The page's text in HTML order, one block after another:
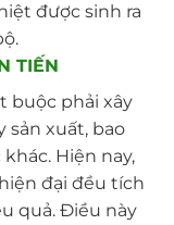
được sinh ra
TIẾN
buộc phải xây
sản xuất, bao
Hiện nay,
đại đều tích
quả. Điều này